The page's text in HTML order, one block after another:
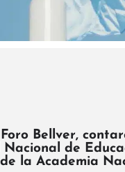
Bellver,
de
la Academia